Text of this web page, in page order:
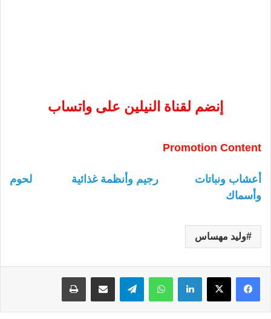
إنضم لقناة النيلين على واتساب
Promotion Content
أعشاب ونباتات رجيم وأنظمة غذائية
لحوم
وأسماك
وليد مهساس
لينكدإن واتساب